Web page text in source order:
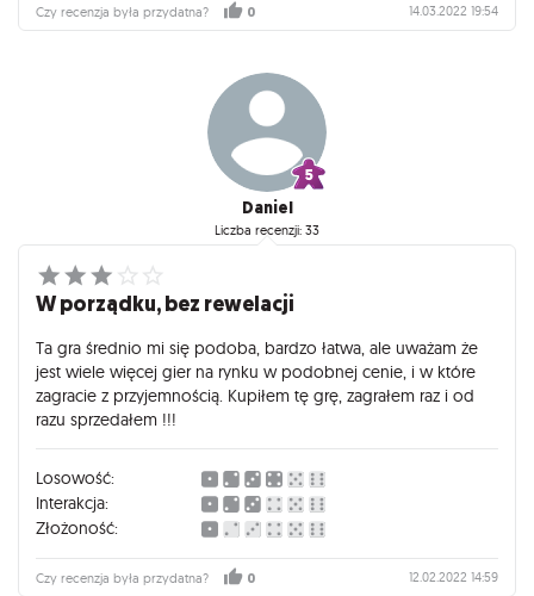
Czy recenzja była przydatna? 0 14.03.2022 19:54
Daniel
Liczba recenzji: 33
W porządku, bez rewelacji
Ta gra średnio mi się podoba, bardzo łatwa, ale uważam że
jest wiele więcej gier na rynku w podobnej cenie, i w które
zagracie z przyjemnością. Kupiłem tę grę, zagrałem raz i od
razu sprzedałem !!!
Losowość:
Interakcja:
Złożoność:
Czy recenzja była przydatna? 0 12.02.2022 14:59